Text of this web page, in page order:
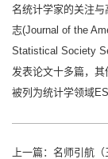
名统计学家的关注
志(Journal of the
Statistical Society
发表论文十多篇，
被列为统计学领域
上一篇： 名师引航（三）--